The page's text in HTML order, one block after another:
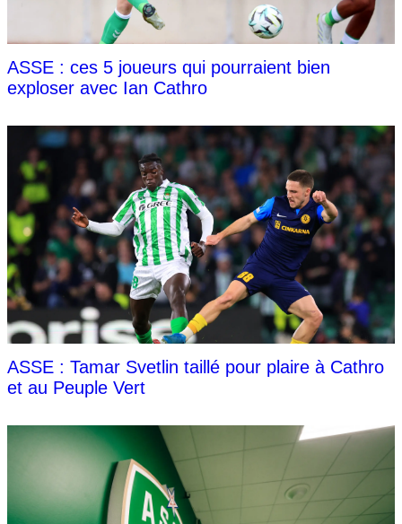
ASSE : ces 5 joueurs qui pourraient bien
exploser avec Ian Cathro
ASSE : Tamar Svetlin taillé pour plaire à Cathro
et au Peuple Vert